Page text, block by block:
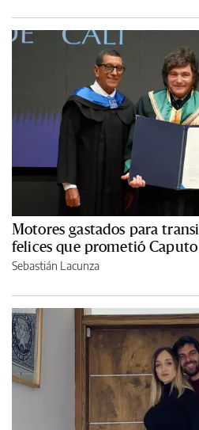
Motores gastados para
felices que prometió Caputo
Sebastián Lacunza